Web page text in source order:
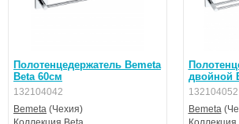
Полотенцедержатель Bemeta
Beta 60см
132104042
Bemeta (Чехия)
двойной
132104052
Bemeta